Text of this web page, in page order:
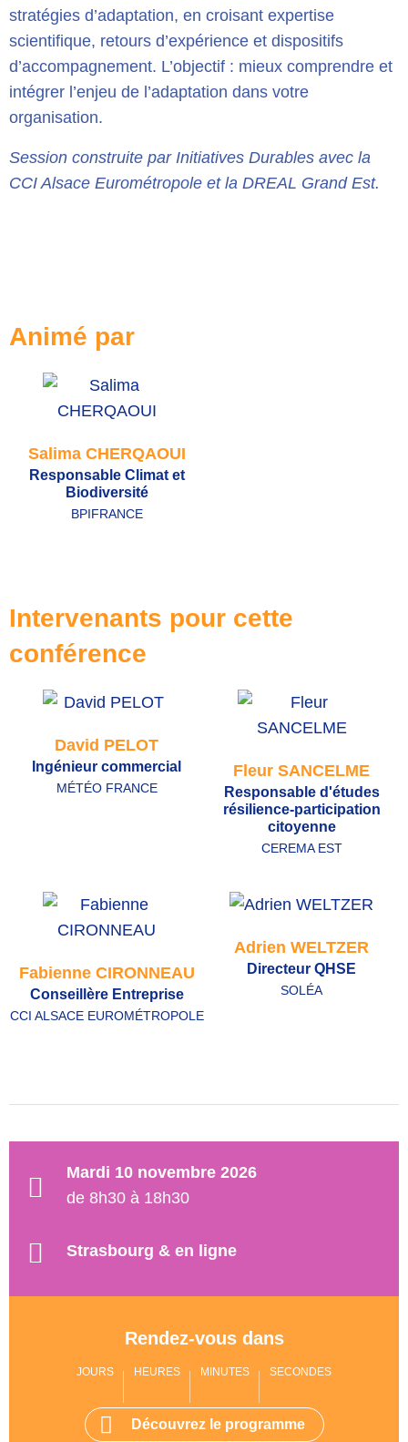
stratégies d’adaptation, en croisant expertise
scientifique, retours d’expérience et dispositifs
d’accompagnement. L’objectif : mieux comprendre et
intégrer l’enjeu de l’adaptation dans votre
organisation.
Session construite par Initiatives Durables avec la
CCI Alsace Eurométropole et la DREAL Grand Est.
Animé par
Salima CHERQAOUI
Responsable Climat et
Biodiversité
BPIFRANCE
Intervenants pour cette
conférence
David PELOT
Ingénieur commercial
MÉTÉO FRANCE
Fleur SANCELME
Responsable d'études
résilience-participation
citoyenne
CEREMA EST
Fabienne CIRONNEAU
Conseillère Entreprise
CCI ALSACE EUROMÉTROPOLE
Adrien WELTZER
Directeur QHSE
SOLÉA
Mardi 10 novembre 2026
de 8h30 à 18h30
Strasbourg & en ligne
Rendez-vous dans
JOURS HEURES MINUTES SECONDES
Découvrez le programme